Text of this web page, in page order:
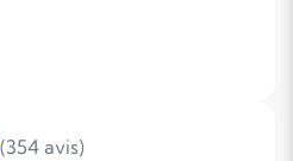
(354 avis)